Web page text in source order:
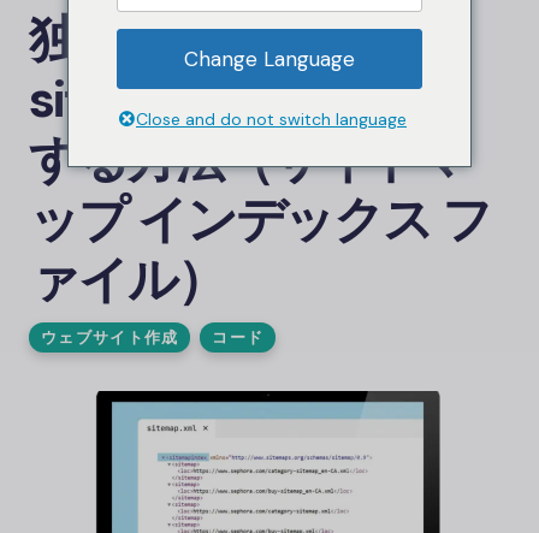
独自のコードで
sitemap.xml を作成
する方法（サイトマ
ップ インデックス フ
ァイル）
ウェブサイト作成 コード
Change Language
Close and do not switch language